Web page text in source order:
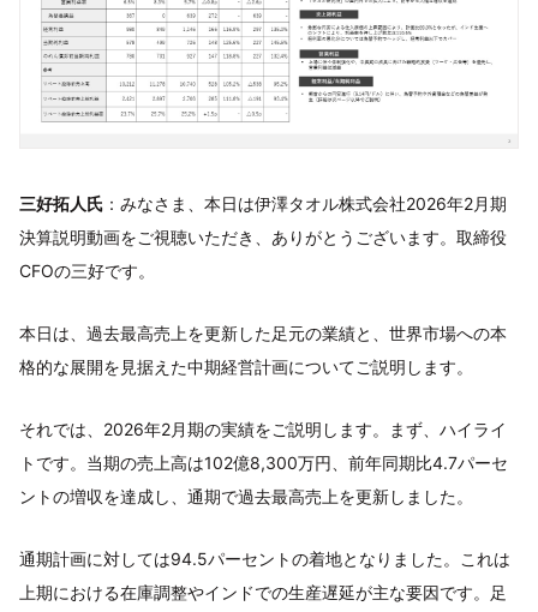
三好拓人氏 ：みなさま、本日は伊澤タオル株式会社2026年2月期
決算説明動画をご視聴いただき、ありがとうございます。取締役
CFOの三好です。
本日は、過去最高売上を更新した足元の業績と、世界市場への本
格的な展開を見据えた中期経営計画についてご説明します。
それでは、2026年2月期の実績をご説明します。まず、ハイライ
トです。当期の売上高は102億8,300万円、前年同期比4.7パーセ
ントの増収を達成し、通期で過去最高売上を更新しました。
通期計画に対しては94.5パーセントの着地となりました。これは
上期における在庫調整やインドでの生産遅延が主な要因です。足